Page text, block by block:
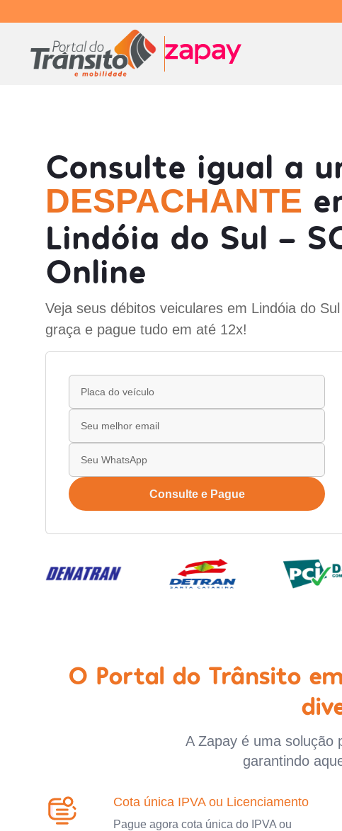
Consulte igual a
DESPACHANTE
Lindóia do Sul -
Online
Veja seus débitos veiculares em Lindóia do
graça e pague tudo em até 12x!
Consulte e Pague
O Portal do Trânsito
A Zapay é uma solução
garantindo
Cota única IPVA ou Licenciamento
Pague agora cota única do IPVA ou